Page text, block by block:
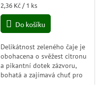
Měrná
cena:
2,36 Kč / 1 ks
Do košíku
Delikátnost zeleného čaje je
obohacena o svěžest citronu
a pikantní dotek zázvoru,
bohatá a zajímavá chuť pro